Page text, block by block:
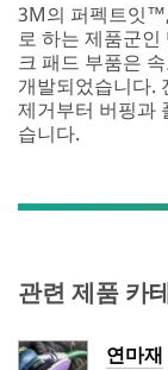
Spanish
Vocational
Instructor
Marine
Heavy Duty
Truck
I would like to
receive email
special offers
3M takes your
seriously. 3M
3M의 퍼펙트잇
로 하는 제품군
크 패드 부품은
개발되었습니다.
제거부터 버핑과
습니다.
관련 제품 카
연마재